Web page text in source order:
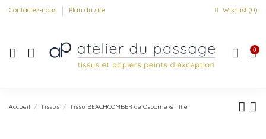
Contactez-nous Plan du site Wishlist (0)
0
Accueil Tissus Tissu BEACHCOMBER de Osborne & little